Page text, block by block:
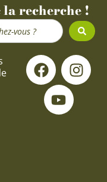
recherche !
F
a
c
e
I
n
s
Y
o
u
t
u